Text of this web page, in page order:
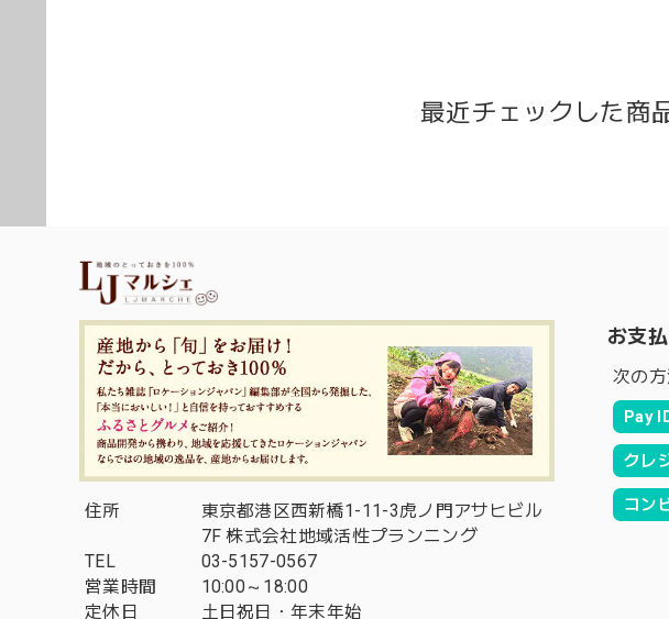
最近チェックした商
住所
東京都港区西新橋1-11-3虎ノ門アサヒビル
7F 株式会社地域活性プランニング
TEL
03-5157-0567
営業時間
10:00～18:00
定休日
土日祝日・年末年始
お支
次の
Pay
クレ
コン